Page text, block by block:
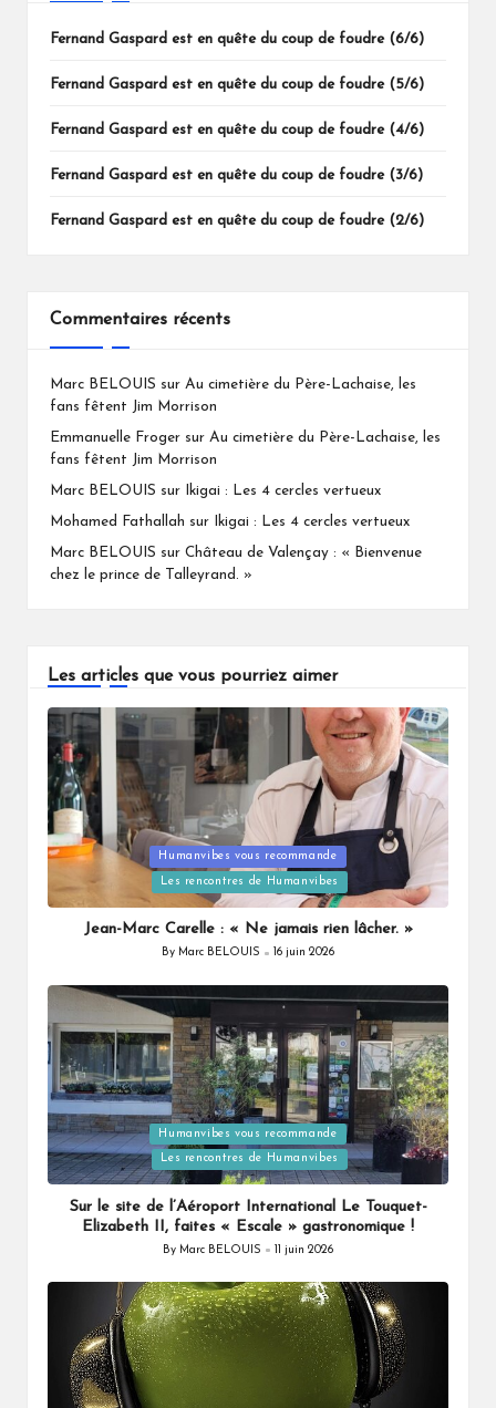
Fernand Gaspard est en quête du coup de foudre (6/6)
Fernand Gaspard est en quête du coup de foudre (5/6)
Fernand Gaspard est en quête du coup de foudre (4/6)
Fernand Gaspard est en quête du coup de foudre (3/6)
Fernand Gaspard est en quête du coup de foudre (2/6)
Commentaires récents
Marc BELOUIS sur Au cimetière du Père-Lachaise, les
fans fêtent Jim Morrison
Emmanuelle Froger sur Au cimetière du Père-Lachaise, les
fans fêtent Jim Morrison
Marc BELOUIS sur Ikigai : Les 4 cercles vertueux
Mohamed Fathallah sur Ikigai : Les 4 cercles vertueux
Marc BELOUIS sur Château de Valençay : « Bienvenue
chez le prince de Talleyrand. »
Les articles que vous pourriez aimer
Posted
in
Humanvibes vous recommande
Les rencontres de Humanvibes
Jean-Marc Carelle : « Ne jamais rien lâcher. »
Posted
By Marc BELOUIS 16 juin 2026
Posted
in
Humanvibes vous recommande
Les rencontres de Humanvibes
Sur le site de l’Aéroport International Le Touquet-
Elizabeth II, faites « Escale » gastronomique !
Posted
By Marc BELOUIS 11 juin 2026